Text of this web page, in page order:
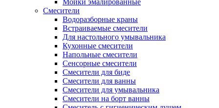
Смесители
Водоразборные краны
Встраиваемые смесители
Для настольного умывальника
Кухонные смесители
Напольные смесители
Сенсорные смесители
Смесители для биде
Смесители для ванны
Смесители для умывальника
Смесители на борт ванны